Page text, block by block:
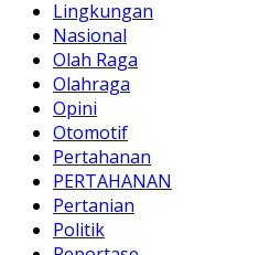
Lingkungan
Nasional
Olah Raga
Olahraga
Opini
Otomotif
Pertahanan
PERTAHANAN
Pertanian
Politik